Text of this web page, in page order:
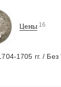
1705 гг. / Без
Цены 16